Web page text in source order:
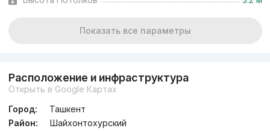
Показать все параметры
Расположение и инфраструктура
Открыть в Google Картах
Город:
Ташкент
Район:
Шайхонтохурский